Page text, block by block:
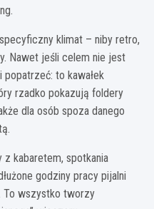
klimat – niby retro,
Nawet jeśli celem nie jest
to kawałek
rzadko pokazują foldery
dla osób spoza danego
kabaretem, spotkania
godziny pracy pijalni
To wszystko tworzy